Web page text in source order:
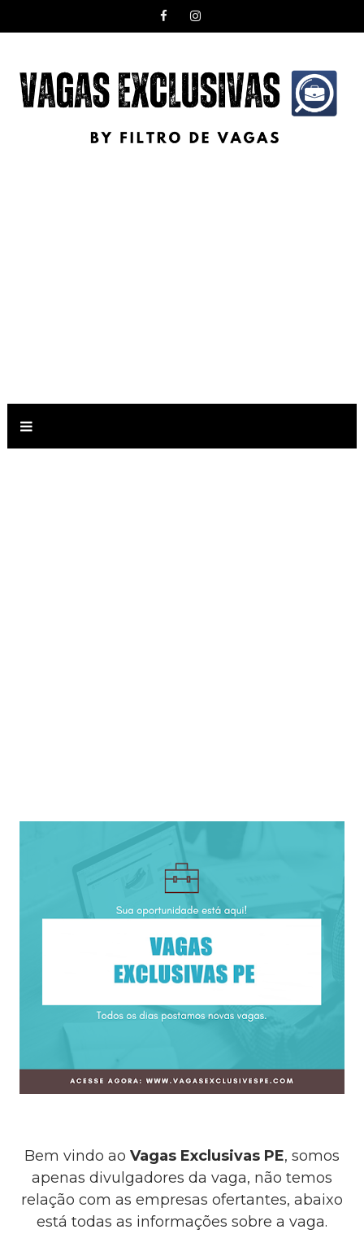
Bem vindo ao Vagas Exclusivas PE, somos
apenas divulgadores da vaga, não temos
relação com as empresas ofertantes, abaixo
está todas as informações sobre a vaga.